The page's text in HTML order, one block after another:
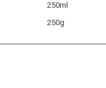
250ml
250g